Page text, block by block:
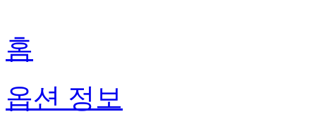
홈
옵션 정보